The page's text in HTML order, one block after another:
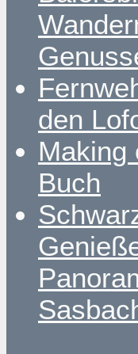
den
Making
Buch